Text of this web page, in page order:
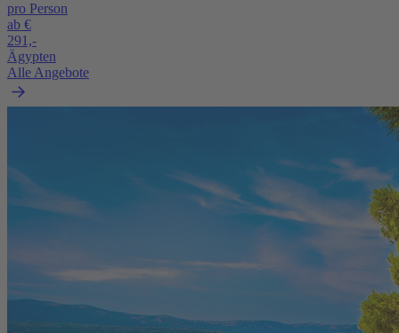
pro Person
ab €
291,-
Ägypten
Alle Angebote